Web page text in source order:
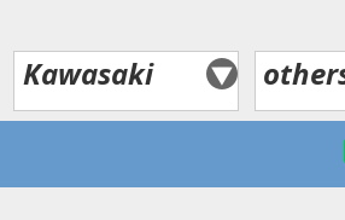
Kawasaki